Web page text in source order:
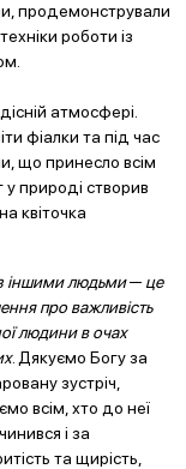
продемонстрували
роботи із
атмосфері.
фіалки та під час
що принесло всім
природі створив
квіточка
іншими людьми ─ це
проважливість
людини в очах
. Дякуємо Богу за
зустріч,
всім, хто до неї
і за
та щирість,